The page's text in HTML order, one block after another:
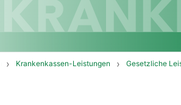
Krankenkassen-Leistungen
Gesetzliche